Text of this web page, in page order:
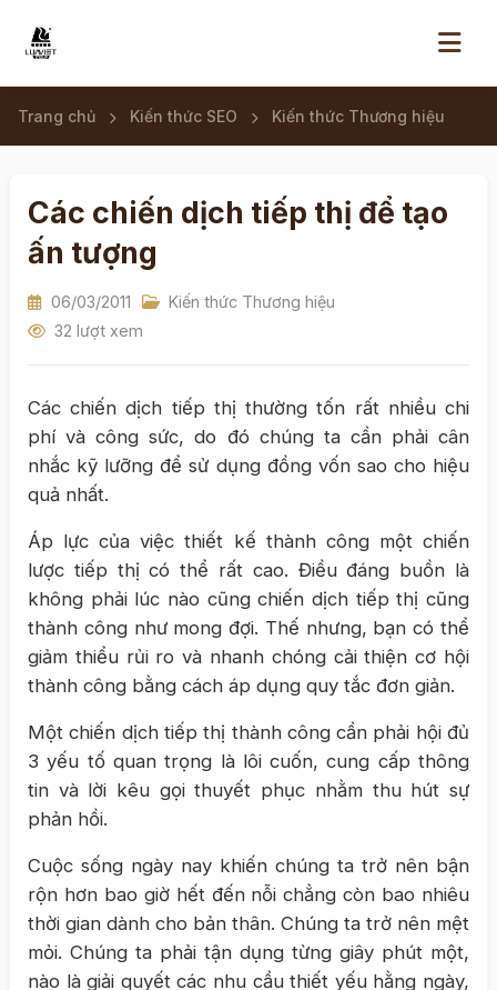
Trang chủ Kiến thức SEO Kiến thức Thương hiệu
Các chiến dịch tiếp thị để tạo
ấn tượng
06/03/2011
Kiến thức Thương hiệu
32 lượt xem
Các chiến dịch tiếp thị thường tốn rất nhiều chi
phí và công sức, do đó chúng ta cần phải cân
nhắc kỹ lưỡng để sử dụng đồng vốn sao cho hiệu
quả nhất.
Áp lực của việc thiết kế thành công một chiến
lược tiếp thị có thể rất cao. Điều đáng buồn là
không phải lúc nào cũng chiến dịch tiếp thị cũng
thành công như mong đợi. Thế nhưng, bạn có thể
giảm thiểu rủi ro và nhanh chóng cải thiện cơ hội
thành công bằng cách áp dụng quy tắc đơn giản.
Một chiến dịch tiếp thị thành công cần phải hội đủ
3 yếu tố quan trọng là lôi cuốn, cung cấp thông
tin và lời kêu gọi thuyết phục nhằm thu hút sự
phản hồi.
Cuộc sống ngày nay khiến chúng ta trở nên bận
rộn hơn bao giờ hết đến nỗi chẳng còn bao nhiêu
thời gian dành cho bản thân. Chúng ta trở nên mệt
mỏi. Chúng ta phải tận dụng từng giây phút một,
nào là giải quyết các nhu cầu thiết yếu hằng ngày,